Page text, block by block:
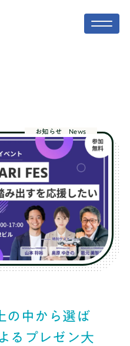
ーチ
の声
方へ
ス
お知らせ News
の中から選ば
るプレゼン大